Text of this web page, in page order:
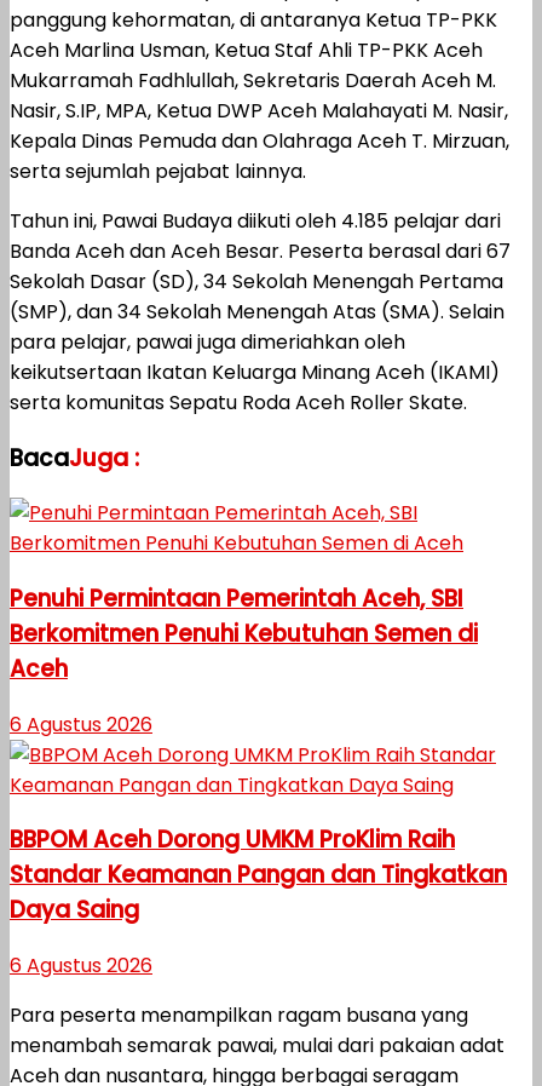
panggung kehormatan, di antaranya Ketua TP-PKK
Aceh Marlina Usman, Ketua Staf Ahli TP-PKK Aceh
Mukarramah Fadhlullah, Sekretaris Daerah Aceh M.
Nasir, S.IP, MPA, Ketua DWP Aceh Malahayati M. Nasir,
Kepala Dinas Pemuda dan Olahraga Aceh T. Mirzuan,
serta sejumlah pejabat lainnya.
Tahun ini, Pawai Budaya diikuti oleh 4.185 pelajar dari
Banda Aceh dan Aceh Besar. Peserta berasal dari 67
Sekolah Dasar (SD), 34 Sekolah Menengah Pertama
(SMP), dan 34 Sekolah Menengah Atas (SMA). Selain
para pelajar, pawai juga dimeriahkan oleh
keikutsertaan Ikatan Keluarga Minang Aceh (IKAMI)
serta komunitas Sepatu Roda Aceh Roller Skate.
BacaJuga :
Penuhi Permintaan Pemerintah Aceh, SBI
Berkomitmen Penuhi Kebutuhan Semen di
Aceh
6 Agustus 2026
BBPOM Aceh Dorong UMKM ProKlim Raih
Standar Keamanan Pangan dan Tingkatkan
Daya Saing
6 Agustus 2026
Para peserta menampilkan ragam busana yang
menambah semarak pawai, mulai dari pakaian adat
Aceh dan nusantara, hingga berbagai seragam